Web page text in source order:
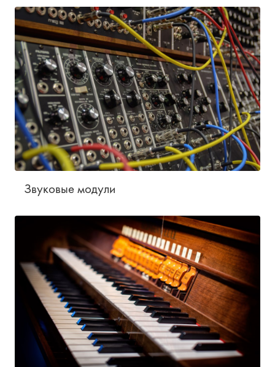
Звуковые модули